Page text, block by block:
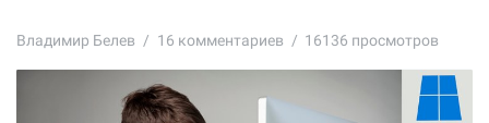
Владимир Белев 16 комментариев 16136 просмотров